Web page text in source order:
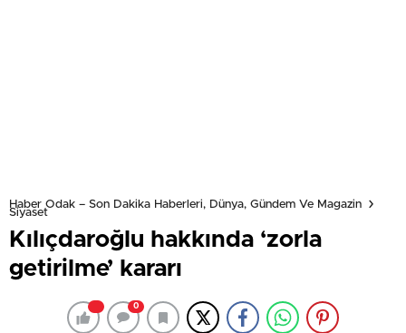
Haber Odak – Son Dakika Haberleri, Dünya, Gündem Ve Magazin
Siyaset
Kılıçdaroğlu hakkında ‘zorla
getirilme’ kararı
0